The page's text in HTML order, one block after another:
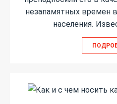
незапамятных времен
населения.